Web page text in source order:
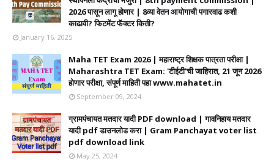
2026 पासून लागू होणार | 8व्या वेतन आयोगाची पगारवाढ कशी
काढावी? फिटमेंट फॅक्टर किती?
January 16, 2025
Maha TET Exam 2026 | महाराष्ट्र शिक्षक पात्रता परीक्षा |
Maharashtra TET Exam: 'टीईटी'ची जाहिरात, 21 जून 2026
होणार परीक्षा, संपूर्ण माहिती पहा www.mahatet.in
September 09, 2024
ग्रामपंचायत मतदार यादी PDF download | गावनिहाय मतदार
यादी pdf डाउनलोड करा | Gram Panchayat voter list
pdf download link
May 25, 2024